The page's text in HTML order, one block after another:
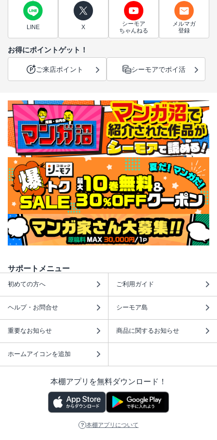
LINE X
シーモア
ちゃんねる
メルマガ
登録
お得にポイントゲット！
ご来店ポイント シーモアでポイ活
サポートメニュー
初めての方へ ご利用ガイド
ヘルプ・お問合せ シーモア島
重要なお知らせ 商品に関するお知らせ
ホームアイコンを追加
本棚アプリを無料ダウンロード！
本棚アプリについて